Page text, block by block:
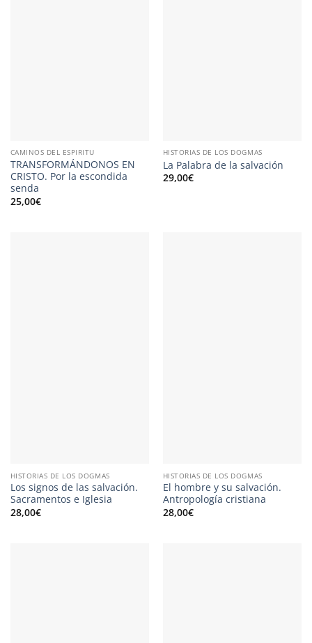
CAMINOS DEL ESPIRITU
TRANSFORMÁNDONOS EN
CRISTO. Por la escondida
senda
25,00€
HISTORIAS DE LOS DOGMAS
La Palabra de la salvación
29,00€
HISTORIAS DE LOS DOGMAS
Los signos de las salvación.
Sacramentos e Iglesia
28,00€
HISTORIAS DE LOS DOGMAS
El hombre y su salvación.
Antropología cristiana
28,00€